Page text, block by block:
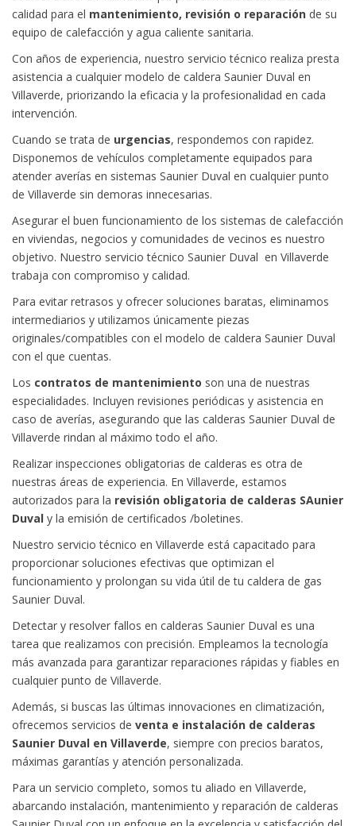
calidad para el mantenimiento, revisión o reparación de su
equipo de calefacción y agua caliente sanitaria.
Con años de experiencia, nuestro servicio técnico realiza presta
asistencia a cualquier modelo de caldera Saunier Duval en
Villaverde, priorizando la eficacia y la profesionalidad en cada
intervención.
Cuando se trata de urgencias, respondemos con rapidez.
Disponemos de vehículos completamente equipados para
atender averías en sistemas Saunier Duval en cualquier punto
de Villaverde sin demoras innecesarias.
Asegurar el buen funcionamiento de los sistemas de calefacción
en viviendas, negocios y comunidades de vecinos es nuestro
objetivo. Nuestro servicio técnico Saunier Duval en Villaverde
trabaja con compromiso y calidad.
Para evitar retrasos y ofrecer soluciones baratas, eliminamos
intermediarios y utilizamos únicamente piezas
originales/compatibles con el modelo de caldera Saunier Duval
con el que cuentas.
Los contratos de mantenimiento son una de nuestras
especialidades. Incluyen revisiones periódicas y asistencia en
caso de averías, asegurando que las calderas Saunier Duval de
Villaverde rindan al máximo todo el año.
Realizar inspecciones obligatorias de calderas es otra de
nuestras áreas de experiencia. En Villaverde, estamos
autorizados para la revisión obligatoria de calderas SAunier
Duval y la emisión de certificados /boletines.
Nuestro servicio técnico en Villaverde está capacitado para
proporcionar soluciones efectivas que optimizan el
funcionamiento y prolongan su vida útil de tu caldera de gas
Saunier Duval.
Detectar y resolver fallos en calderas Saunier Duval es una
tarea que realizamos con precisión. Empleamos la tecnología
más avanzada para garantizar reparaciones rápidas y fiables en
cualquier punto de Villaverde.
Además, si buscas las últimas innovaciones en climatización,
ofrecemos servicios de venta e instalación de calderas
Saunier Duval en Villaverde, siempre con precios baratos,
máximas garantías y atención personalizada.
Para un servicio completo, somos tu aliado en Villaverde,
abarcando instalación, mantenimiento y reparación de calderas